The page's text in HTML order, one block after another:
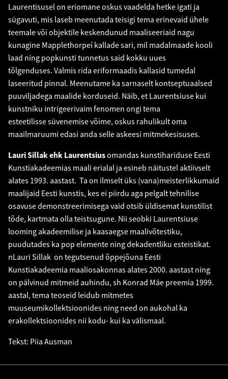
Laurentisusel on eriomane oskus vaadelda hetke igati ja
sügavuti, mis laseb meenutada teisigi tema erinevaid ühele
teemale või objektile keskendunud maaliseeriaid nagu
kunagine Mapplethorpeí kallade sari, mil madalmaade kooli
laad ning popkunsti tunnetus said kokku uues
tõlgenduses. Valmis rida eriformaadis kallasid tumedal
laseeritud pinnal. Meenutame ka sarnaselt kontseptuaalsed
puuviljadega maalide korduseid. Näib, et Laurentsiuse kui
kunstniku intrigeerivaim fenomen ongi tema
esteetilisse süvenemise võime, oskus rahulikult oma
maailmaruumi edasi anda selle askeesi mitmekesisuses.
Lauri Sillak ehk Laurentsiusomandas kunstihariduse Eesti
Kunstiakadeemias maali erialal ja esineb näitustel aktiivselt
alates 1993. aastast. Ta on ilmselt üks (vana)meisterlikkumaid
maalijaid Eesti kunstis, kes ei piirdu aga pelgalt tehnilise
osavuse demonstreerimisega vaid otsib üldisemat kunstilist
tõde, kartmata olla teistsugune. Nii seobki Laurentsiuse
looming akadeemilise ja kaasaegse maalivõtestiku,
puudutades ka pop elemente ning dekadentliku esteistikat.
nLauri Sillak on tegutsenud õppejõuna Eesti
Kunstiakadeemia maaliosakonnas alates 2000. aastast ning
on pälvinud mitmeid auhindu, sh Konrad Mäe preemia 1999.
aastal, tema teoseid leidub mitmetes
muuseumikollektsioonides ning need on aukohal ka
erakollektsioonides nii kodu- kui ka välismaal.
Tekst: Piia Ausman